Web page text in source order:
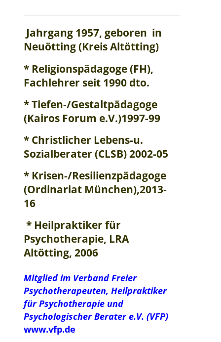
Jahrgang 1957, geboren in
Neuötting (Kreis Altötting)
* Religionspädagoge (FH),
Fachlehrer seit 1990 dto.
* Tiefen-/Gestaltpädagoge
(Kairos Forum e.V.)1997-99
* Christlicher Lebens-u.
Sozialberater (CLSB) 2002-05
* Krisen-/Resilienzpädagoge
(Ordinariat München),2013-
16
* Heilpraktiker für
Psychotherapie, LRA
Altötting, 2006
Mitglied im Verband Freier
Psychotherapeuten, Heilpraktiker
für Psychotherapie und
Psychologischer Berater e.V. (VFP)
www.vfp.de